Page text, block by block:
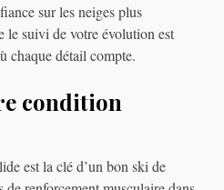
sur les neiges plus
le suivi de votre évolution est
chaque détail compte.
condition
est la clé d’un bon ski de